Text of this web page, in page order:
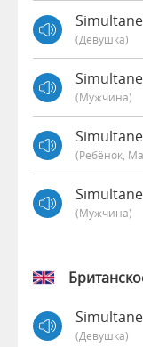
(девушка)
(мужчина)
(Ребёнок,
(мужчина)
(девушка)